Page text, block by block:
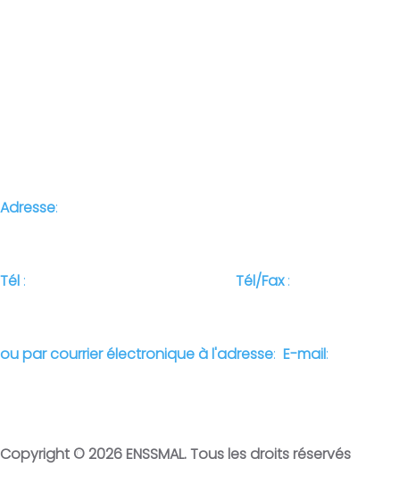
Adresse:
Tél : Tél/Fax:
ou par courrier électronique à l'adresse: E-mail:
Copyright © 2026 ENSSMAL. Tous les droits réservés